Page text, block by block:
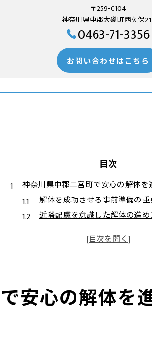
〒259-0104
神奈川県中郡大磯町西久保
0463-71-3356
お問い合わせはこちら
目次
神奈川県中郡二宮町で安心の解体を
解体を成功させる事前準備の
近隣配慮を意識した解体の進
安全重視の解体計画で安心を実現
解体で発生しやすい課題と対
解体サービスで資産整理を効
プロの解体サービス活用術を
安心の解体を